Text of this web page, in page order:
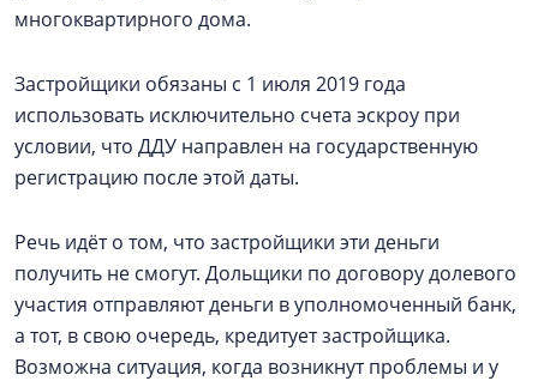
многоквартирного дома.
Застройщики обязаны с 1 июля 2019 года
использовать исключительно счета эскроу при
условии, что ДДУ направлен на государственную
регистрацию после этой даты.
Речь идёт о том, что застройщики эти деньги
получить не смогут. Дольщики по договору долевого
участия отправляют деньги в уполномоченный банк,
а тот, в свою очередь, кредитует застройщика.
Возможна ситуация, когда возникнут проблемы и у